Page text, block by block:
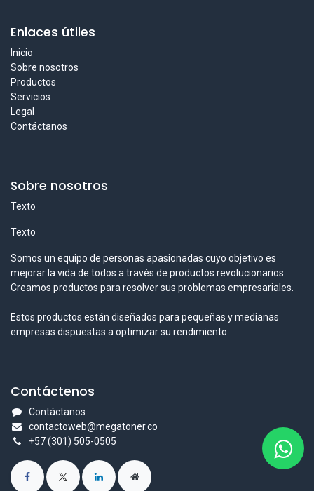
Enlaces útiles
Inicio
Sobre nosotros
Productos
Servicios
Legal
Contáctanos
Sobre nosotros
Texto
Texto
Somos un equipo de personas apasionadas cuyo objetivo es
mejorar la vida de todos a través de productos revolucionarios.
Creamos productos para resolver sus problemas empresariales.
Estos productos están diseñados para pequeñas y medianas
empresas dispuestas a optimizar su rendimiento.
Contáctenos
Contáctanos
contactoweb@megatoner.co
+57 (301) 505-0505